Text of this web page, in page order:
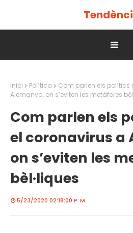
Inici Política
Com parlen els polítics
Alemanya, on s’eviten les metàfores
Com parlen els
el coronavirus a
on s’eviten les
bèl·liques
5/23/2020 02:18:00 P. M.